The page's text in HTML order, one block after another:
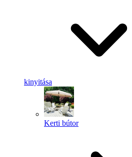
kinyitása
Kerti bútor